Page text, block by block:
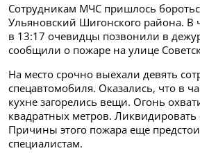
Сотрудникам МЧС пришлось
Ульяновский Шигонского района. В
в 13:17 очевидцы позвонили в
сообщили о пожаре на улице
На место срочно выехали девять
спецавтомобиля. Оказались, что в
кухне загорелись вещи. Огонь
квадратных метров. Ликвидировать
Причины этого пожара еще
специалистам.